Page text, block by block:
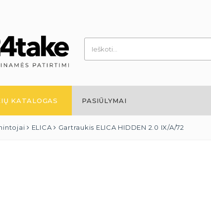
KATALOGAS PASIŪLYMAI
ELICA Gartraukis ELICA HIDDEN 2.0 IX/A/72